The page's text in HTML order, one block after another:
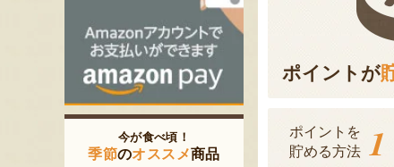
ポイントが
ポイントを
貯める方法 1
今が食べ頃！
季節のオススメ商品